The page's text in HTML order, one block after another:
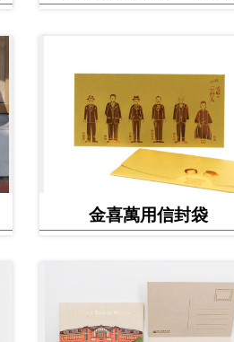
金喜萬用信封袋